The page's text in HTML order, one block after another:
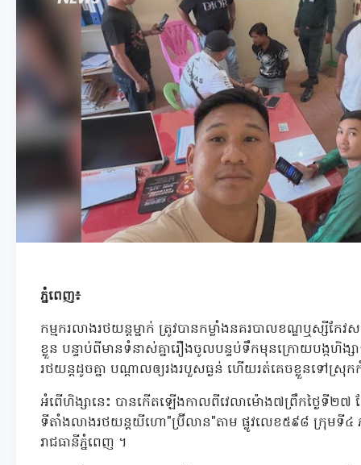
ភ្នំពេញ៖
កម្មករលាងរថយន្តម្នាក់ ត្រូវបានកម្លាំងនគរបាលខណ្ឌឬស្សី
ខ្លួន បន្ទាប់ពីមានទំនាស់គ្នារឿងចូលបន្ទប់ទឹកមុនក្រោយបង្កហិ
រថយន្តដូចគ្នា បណ្ដាលឲ្យរងរបួសធ្ងន់ ហើយរត់គេចខ្លួនទៅស្
អំពើហិង្សានេះ បានកើតឡើងកាលពីវេលាម៉ោង៧ព្រឹកថ្ងៃទី២
ទីតាំងលាងរថយន្តយីហោ"ប៊្រីលាន"តាម ផ្លូវលេខ៥៩៨ ក្រុមទី៤
រាជធានីភ្នំពេញ ។